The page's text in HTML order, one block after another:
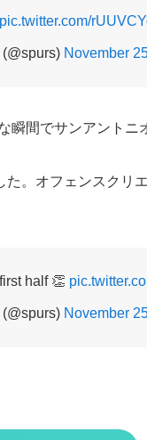
pic.twitter.com/
November
間でサンアントニ
。オフェンスクリ
half 👏
November